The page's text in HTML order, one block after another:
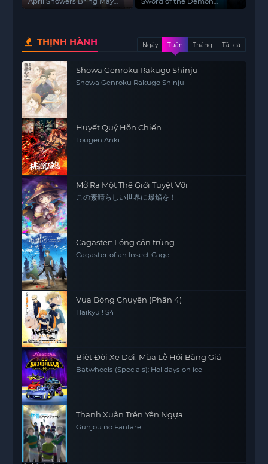
THỊNH HÀNH Ngày Tuần Tháng Tất cả
Showa Genroku Rakugo Shinju
Showa Genroku Rakugo Shinju
Huyết Quỷ Hỗn Chiến
Tougen Anki
Mở Ra Một Thế Giới Tuyệt Vời
この素晴らしい世界に爆焔を！
Cagaster: Lồng côn trùng
Cagaster of an Insect Cage
Vua Bóng Chuyền (Phần 4)
Haikyu!! S4
Biệt Đội Xe Dơi: Mùa Lễ Hội Băng Giá
Batwheels (Specials): Holidays on ice
Thanh Xuân Trên Yên Ngựa
Gunjou no Fanfare